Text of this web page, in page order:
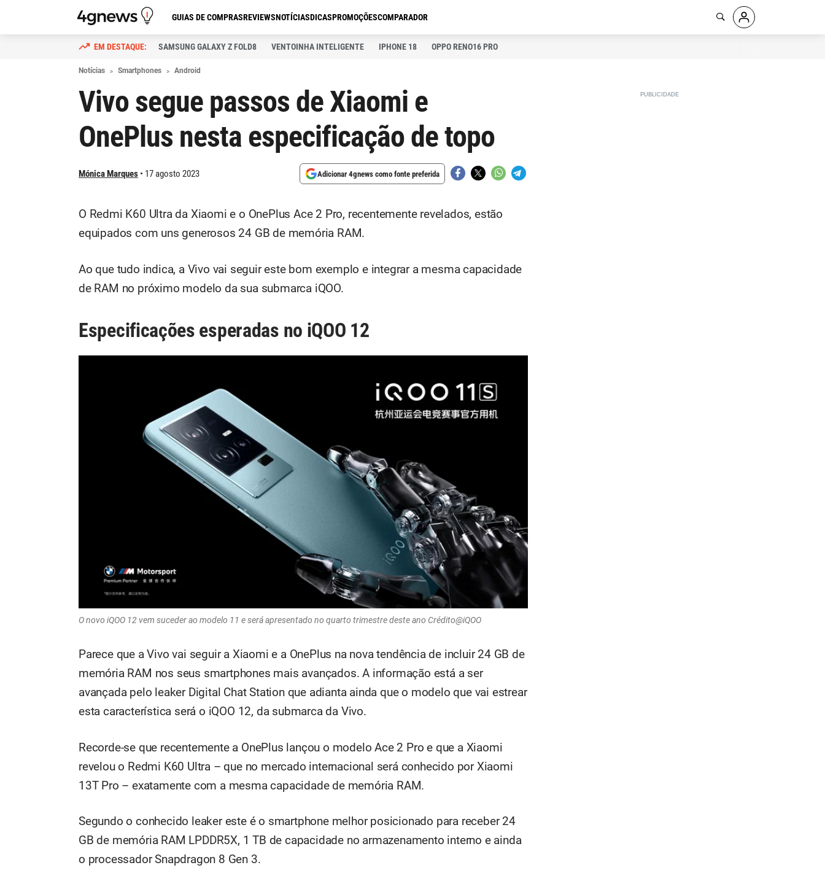
GUIAS DE COMPRASREVIEWSNOTÍCIASDICASPROMOÇÕESCOMPARADOR
SAMSUNG GALAXY Z FOLD8 VENTOINHA INTELIGENTE IPHONE 18 OPPO RENO16 PRO
Notícias Smartphones Android
Vivo segue passos de Xiaomi e
OnePlus nesta especificação de topo
Mónica Marques 17 agosto 2023 Adicionar 4gnews como fonte preferida
O Redmi K60 Ultra da Xiaomi e o OnePlus Ace 2 Pro, recentemente revelados, estão
equipados com uns generosos 24 GB de memória RAM.
Ao que tudo indica, a Vivo vai seguir este bom exemplo e integrar a mesma capacidade
de RAM no próximo modelo da sua submarca iQOO.
Especificações esperadas no iQOO 12
O novo iQOO 12 vem suceder ao modelo 11 e será apresentado no quarto trimestre deste ano Crédito@iQOO
Parece que a Vivo vai seguir a Xiaomi e a OnePlus na nova tendência de incluir 24 GB de
memória RAM nos seus smartphones mais avançados. A informação está a ser
avançada pelo leaker Digital Chat Station que adianta ainda que o modelo que vai estrear
esta característica será o iQOO 12, da submarca da Vivo.
Recorde-se que recentemente a OnePlus lançou o modelo Ace 2 Pro e que a Xiaomi
revelou o Redmi K60 Ultra – que no mercado internacional será conhecido por Xiaomi
13T Pro – exatamente com a mesma capacidade de memória RAM.
Segundo o conhecido leaker este é o smartphone melhor posicionado para receber 24
GB de memória RAM LPDDR5X, 1 TB de capacidade no armazenamento interno e ainda
o processador Snapdragon 8 Gen 3.